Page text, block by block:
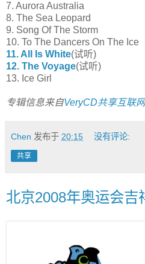
7. Aurora Australia
8. The Sea Leopard
9. Song Of The Storm
10. To The Dancers On The Ice
11. All Is White(试听)
12. The Voyage(试听)
13. Ice Girl
专辑信息来自VeryCD共享互联网
Chen 发布于 20:15 没有评论:
共享
北京2008年奥运会吉